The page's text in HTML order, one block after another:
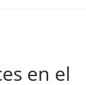
en el